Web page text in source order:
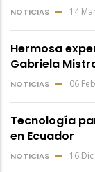
NOTICIAS 14
Hermosa
Gabriela
NOTICIAS 06
Tecnología
en Ecuador
NOTICIAS 16